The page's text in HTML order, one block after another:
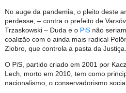
No auge da pandemia, o pleito deste
perdesse, – contra o prefeito de
Trzaskowski – Duda e o PiS não
coalizão com o ainda mais radical
Ziobro, que controla a pasta da Justiça.
O PiS, partido criado em 2001 por
Lech, morto em 2010, tem como
nacionalismo, o conservadorismo